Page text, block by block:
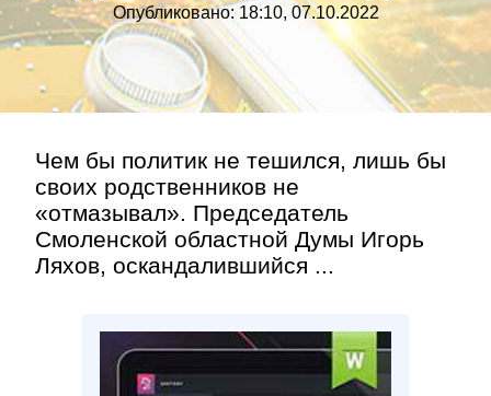
Опубликовано: 18:10, 07.10.2022
Чем бы политик не тешился, лишь бы
своих родственников не
«отмазывал». Председатель
Смоленской областной Думы Игорь
Ляхов, оскандалившийся ...
Рубрики»
Правила»
Контакт »